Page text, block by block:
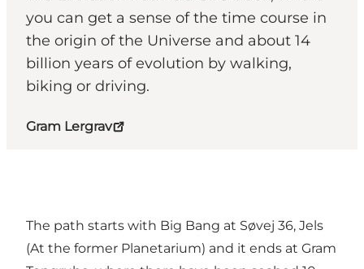
you can get a sense of the time course in
the origin of the Universe and about 14
billion years of evolution by walking,
biking or driving.
Gram Lergrav
The path starts with Big Bang at Søvej 36, Jels
(At the former Planetarium) and it ends at Gram